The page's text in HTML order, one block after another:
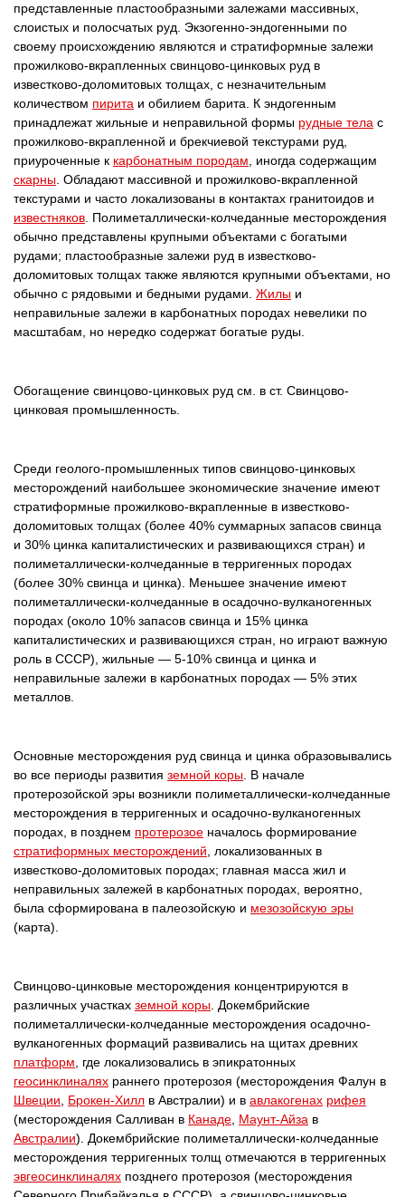
представленные пластообразными залежами массивных,
слоистых и полосчатых руд. Экзогенно-эндогенными по
своему происхождению являются и стратиформные залежи
прожилково-вкрапленных свинцово-цинковых руд в
известково-доломитовых толщах, с незначительным
количеством пирита и обилием барита. К эндогенным
принадлежат жильные и неправильной формы рудные тела с
прожилково-вкрапленной и брекчиевой текстурами руд,
приуроченные к карбонатным породам , иногда содержащим
скарны . Обладают массивной и прожилково-вкрапленной
текстурами и часто локализованы в контактах гранитоидов и
известняков . Полиметаллически-колчеданные месторождения
обычно представлены крупными объектами с богатыми
рудами; пластообразные залежи руд в известково-
доломитовых толщах также являются крупными объектами, но
обычно с рядовыми и бедными рудами. Жилы и
неправильные залежи в карбонатных породах невелики по
масштабам, но нередко содержат богатые руды.
Обогащение свинцово-цинковых руд см. в ст. Свинцово-
цинковая промышленность.
Среди геолого-промышленных типов свинцово-цинковых
месторождений наибольшее экономические значение имеют
стратиформные прожилково-вкрапленные в известково-
доломитовых толщах (более 40% суммарных запасов свинца
и 30% цинка капиталистических и развивающихся стран) и
полиметаллически-колчеданные в терригенных породах
(более 30% свинца и цинка). Меньшее значение имеют
полиметаллически-колчеданные в осадочно-вулканогенных
породах (около 10% запасов свинца и 15% цинка
капиталистических и развивающихся стран, но играют важную
роль в CCCP), жильные — 5-10% свинца и цинка и
неправильные залежи в карбонатных породах — 5% этих
металлов.
Основные месторождения руд свинца и цинка образовывались
во все периоды развития земной коры . В начале
протерозойской эры возникли полиметаллически-колчеданные
месторождения в терригенных и осадочно-вулканогенных
породах, в позднем протерозое началось формирование
стратиформных месторождений , локализованных в
известково-доломитовых породах; главная масса жил и
неправильных залежей в карбонатных породах, вероятно,
была сформирована в палеозойскую и мезозойскую эры
(карта).
Свинцово-цинковые месторождения концентрируются в
различных участках земной коры . Докембрийские
полиметаллически-колчеданные месторождения осадочно-
вулканогенных формаций развивались на щитах древних
платформ , где локализовались в эпикратонных
геосинклиналях раннего протерозоя (месторождения Фалун в
Швеции
Брокен-Хилл в Австралии) и в авлакогенах рифея
(месторождения Салливан в Канаде Маунт-Айза в
Австралии). Докембрийские полиметаллически-колчеданные
месторождения терригенных толщ отмечаются в терригенных
эвгеосинклиналях позднего протерозоя (месторождения